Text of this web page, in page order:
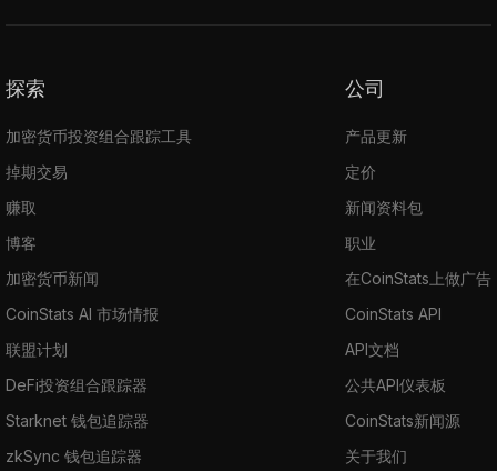
探索
加密货币投资组合跟踪工具
掉期交易
赚取
博客
加密货币新闻
CoinStats AI 市场情报
联盟计划
DeFi投资组合跟踪器
Starknet 钱包追踪器
zkSync 钱包追踪器
公司
产品更新
定价
新闻资料包
职业
在CoinStats上做广告
CoinStats API
API文档
公共API仪表板
CoinStats新闻源
关于我们